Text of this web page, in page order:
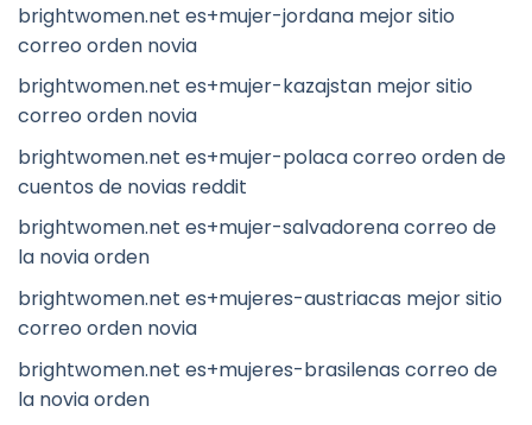
brightwomen.net es+mujer-jordana mejor sitio
correo orden novia
brightwomen.net es+mujer-kazajstan mejor sitio
correo orden novia
brightwomen.net es+mujer-polaca correo orden de
cuentos de novias reddit
brightwomen.net es+mujer-salvadorena correo de
la novia orden
brightwomen.net es+mujeres-austriacas mejor sitio
correo orden novia
brightwomen.net es+mujeres-brasilenas correo de
la novia orden